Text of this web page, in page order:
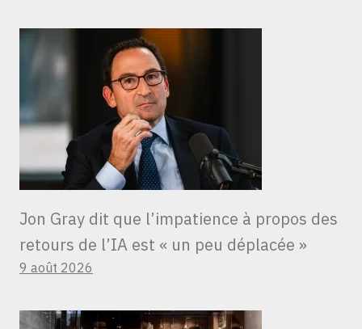
Jon Gray dit que l’impatience à propos des
retours de l’IA est « un peu déplacée »
9 août 2026